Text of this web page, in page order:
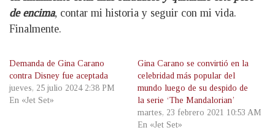
de encima, contar mi historia y seguir con mi vida.
Finalmente.
Demanda de Gina Carano
contra Disney fue aceptada
jueves, 25 julio 2024 2:38 PM
En «Jet Set»
Gina Carano se convirtió en la
celebridad más popular del
mundo luego de su despido de
la serie ‘The Mandalorian’
martes, 23 febrero 2021 10:53 AM
En «Jet Set»